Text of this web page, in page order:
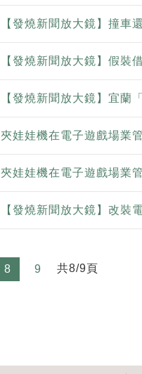
【發燒新聞放大鏡】撞車
【發燒新聞放大鏡】假裝
【發燒新聞放大鏡】宜蘭
夾娃娃機在電子遊戲場業
夾娃娃機在電子遊戲場業
【發燒新聞放大鏡】改裝
8 9 共8/9頁